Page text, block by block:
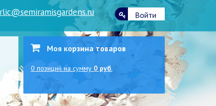
Войти
Моя корзина товаров
0 позиций на сумму 0 руб.